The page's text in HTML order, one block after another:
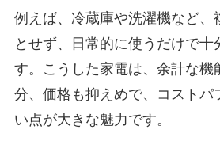
例えば、冷蔵庫や洗濯機など、
とせず、日常的に使うだけで十
す。こうした家電は、余計な機
分、価格も抑えめで、コストパ
い点が大きな魅力です。